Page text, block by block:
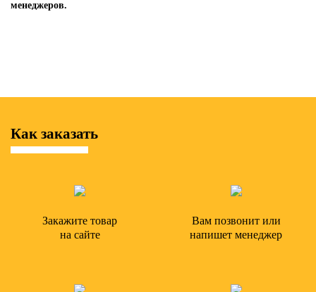
менеджеров.
Как заказать
Закажите товар
на сайте
Вам позвонит или
напишет менеджер